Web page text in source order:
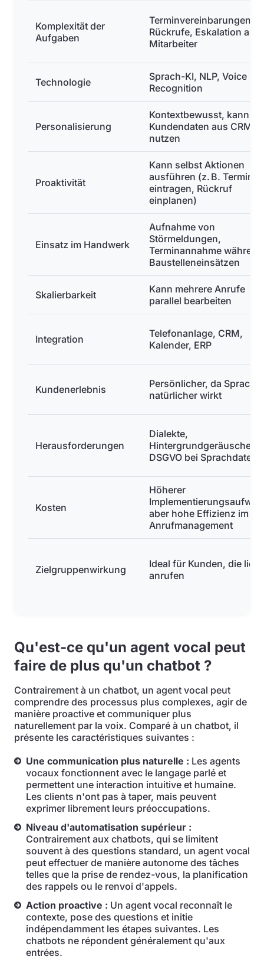
Komplexität der
Aufgaben
Terminvereinbarungen,
Rückrufe, Eskalation an
Mitarbeiter
Technologie
Sprach-KI, NLP, Voice
Recognition
Personalisierung
Kontextbewusst, kann
Kundendaten aus CRM
nutzen
Proaktivität
Kann selbst Aktionen
ausführen (z. B. Termin
eintragen, Rückruf
einplanen)
Einsatz im Handwerk
Aufnahme von
Störmeldungen,
Terminannahme während
Baustelleneinsätzen
Skalierbarkeit
Kann mehrere Anrufe
parallel bearbeiten
Integration
Telefonanlage, CRM,
Kalender, ERP
Kundenerlebnis
Persönlicher, da Sprache
natürlicher wirkt
Herausforderungen
Dialekte,
Hintergrundgeräusche,
DSGVO bei Sprachdaten
Kosten
Höherer
aber hohe Effizienz im
Anrufmanagement
Zielgruppenwirkung
Ideal für Kunden, die
anrufen
Qu'est-ce qu'un agent vocal peut
faire de plus qu'un chatbot ?
Contrairement à un chatbot, un agent vocal peut
comprendre des processus plus complexes, agir de
manière proactive et communiquer plus
naturellement par la voix. Comparé à un chatbot, il
présente les caractéristiques suivantes :
Une communication plus naturelle : Les agents
vocaux fonctionnent avec le langage parlé et
permettent une interaction intuitive et humaine.
Les clients n'ont pas à taper, mais peuvent
exprimer librement leurs préoccupations.
Niveau d'automatisation supérieur :
Contrairement aux chatbots, qui se limitent
souvent à des questions standard, un agent vocal
peut effectuer de manière autonome des tâches
telles que la prise de rendez-vous, la planification
des rappels ou le renvoi d'appels.
Action proactive : Un agent vocal reconnaît le
contexte, pose des questions et initie
indépendamment les étapes suivantes. Les
chatbots ne répondent généralement qu'aux
entrées.